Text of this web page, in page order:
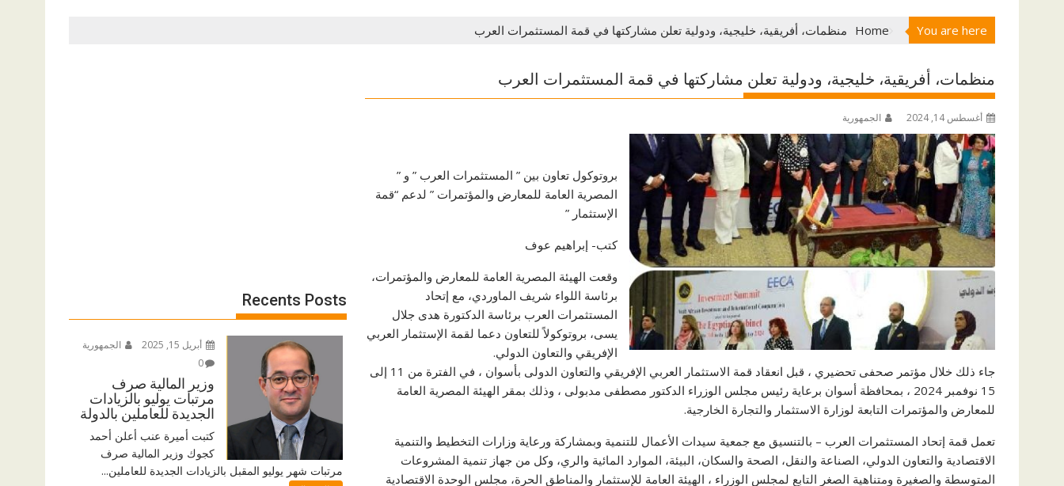
You are here
Home منظمات، أفريقية، خليجية، ودولية تعلن مشاركتها في قمة المستثمرات العرب
منظمات، أفريقية، خليجية، ودولية تعلن مشاركتها في قمة المستثمرات العرب
أغسطس 14, 2024 الجمهورية
بروتوكول تعاون بين ” المستثمرات العرب ” و ”
المصرية العامة للمعارض والمؤتمرات ” لدعم “قمة
الإستثمار ”
كتب- إبراهيم عوف
وقعت الهيئة المصرية العامة للمعارض والمؤتمرات،
برئاسة اللواء شريف الماوردي، مع إتحاد
المستثمرات العرب برئاسة الدكتورة هدى جلال
يسى، بروتوكولاً للتعاون دعما لقمة الإستثمار العربي
الإفريقي والتعاون الدولي.
جاء ذلك خلال مؤتمر صحفى تحضيري ، قبل انعقاد قمة الاستثمار العربي الإفريقي والتعاون الدولى بأسوان ، في الفترة من 11 إلى
15 نوفمبر 2024 ، بمحافظة أسوان برعاية رئيس مجلس الوزراء الدكتور مصطفى مدبولى ، وذلك بمقر الهيئة المصرية العامة
للمعارض والمؤتمرات التابعة لوزارة الاستثمار والتجارة الخارجية.
تعمل قمة إتحاد المستثمرات العرب – بالتنسيق مع جمعية سيدات الأعمال للتنمية وبمشاركة ورعاية وزارات التخطيط والتنمية
الاقتصادية والتعاون الدولي، الصناعة والنقل، الصحة والسكان، البيئة، الموارد المائية والري، وكل من جهاز تنمية المشروعات
المتوسطة والصغيرة ومتناهية الصغر التابع لمجلس الوزراء ، الهيئة العامة للإستثمار والمناطق الحرة، مجلس الوحدة الاقتصادية
Recents Posts
أبريل 15, 2025
الجمهورية
0
وزير المالية صرف
مرتبات يوليو بالزيادات
الجديدة للعاملين بالدولة
كتبت أميرة عنب أعلن أحمد
كجوك وزير المالية صرف
مرتبات شهر يوليو المقبل بالزيادات الجديدة للعاملين...